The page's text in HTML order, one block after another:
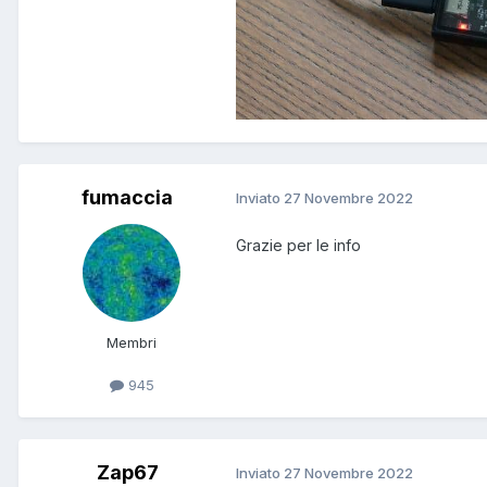
fumaccia
Membri
945
Inviato 27 Novembre 2022
Grazie per le info
Zap67 Inviato 27 Novembre 2022